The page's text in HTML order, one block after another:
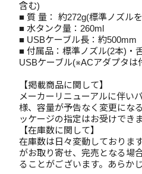
含む)
■ 質 量： 約272g(標準ノズル
■ 水タンク量：260ml
■ USBケーブル長：約500mm
■ 付属品：標準ノズル(2本)・
USBケーブル(※ACアダプタは
【掲載商品に関して】
メーカーリニューアルに伴い
様、容量が予告なく変更にな
ッケージの指定はお受けできま
【在庫数に関して】
在庫数は日々変動しておりま
がお取り寄せ、完売となる場
ることがございます。あらか